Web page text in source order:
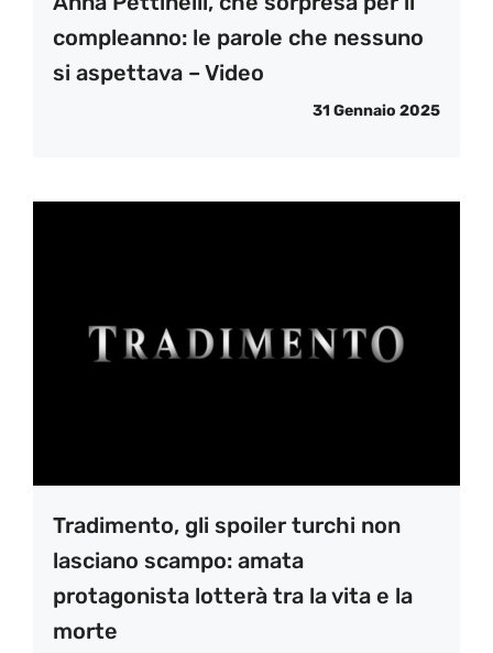
compleanno: le parole che nessuno
si aspettava – Video
31 Gennaio 2025
Tradimento, gli spoiler turchi non
lasciano scampo: amata
protagonista lotterà tra la vita e la
morte